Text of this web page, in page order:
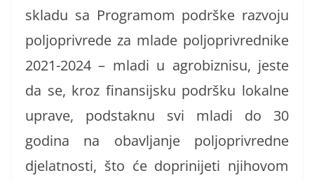
skladu sa Programom podrške razvoju
poljoprivrede za mlade poljoprivrednike
2021-2024 – mladi u agrobiznisu, jeste
da se, kroz finansijsku podršku lokalne
uprave, podstaknu svi mladi do 30
godina na obavljanje poljoprivredne
djelatnosti, što će doprinijeti njihovom